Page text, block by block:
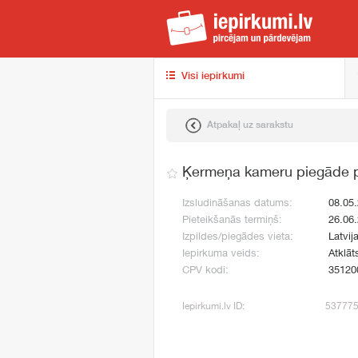
Visi iepirkumi
Atpakaļ uz sarakstu
Ķermeņa kameru piegāde
Izsludināšanas datums:
Pieteikšanās termiņš:
Izpildes/piegādes vieta:
Iepirkuma veids:
CPV kodi:
Iepirkumi.lv ID: